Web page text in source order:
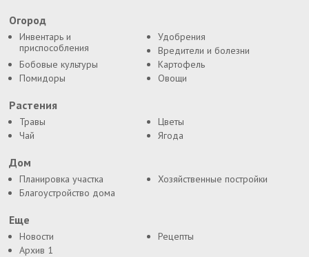
Огород
Инвентарь и
приспособления
Удобрения
Вредители и болезни
Бобовые культуры
Картофель
Помидоры
Овощи
Растения
Травы
Цветы
Чай
Ягода
Дом
Планировка участка
Хозяйственные постройки
Благоустройство дома
Еще
Новости
Рецепты
Архив 1